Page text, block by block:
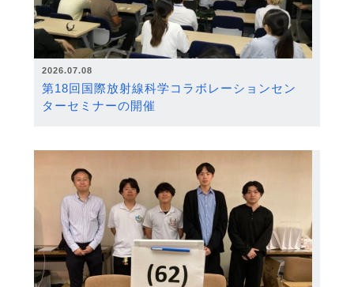
2026.07.08
第18回国際放射線科学コラボレーションセン
ターセミナーの開催